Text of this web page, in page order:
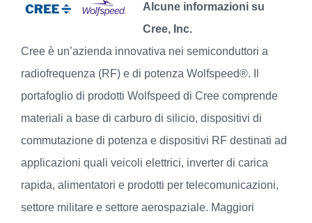
Alcune informazioni su
Cree, Inc.
Cree è un’azienda innovativa nei semiconduttori a
radiofrequenza (RF) e di potenza Wolfspeed®. Il
portafoglio di prodotti Wolfspeed di Cree comprende
materiali a base di carburo di silicio, dispositivi di
commutazione di potenza e dispositivi RF destinati ad
applicazioni quali veicoli elettrici, inverter di carica
rapida, alimentatori e prodotti per telecomunicazioni,
settore militare e settore aerospaziale. Maggiori